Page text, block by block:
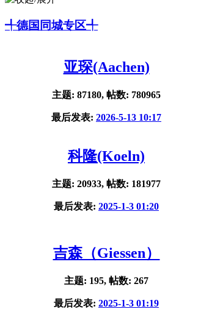
╃德国同城专区╃
亚琛(Aachen)
主题: 87180, 帖数: 780965
最后发表: 2026-5-13 10:17
科隆(Koeln)
主题: 20933, 帖数: 181977
最后发表: 2025-1-3 01:20
吉森（Giessen）
主题: 195, 帖数: 267
最后发表: 2025-1-3 01:19